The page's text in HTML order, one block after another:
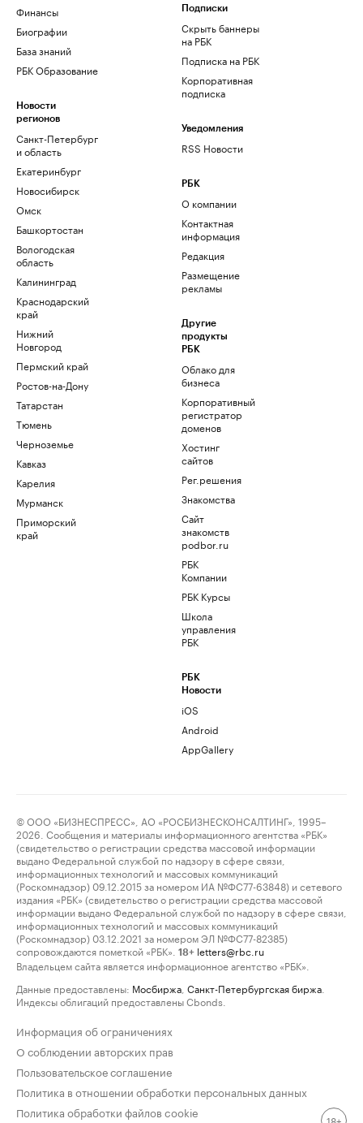
Финансы
Биографии
База знаний
РБК Образование
Новости
регионов
Санкт-Петербург
и область
Екатеринбург
Новосибирск
Омск
Башкортостан
Вологодская
область
Калининград
Краснодарский
край
Нижний
Новгород
Пермский край
Ростов-на-Дону
Татарстан
Тюмень
Черноземье
Кавказ
Карелия
Мурманск
Приморский
край
Подписки
Скрыть баннеры
на РБК
Подписка на РБК
Корпоративная
подписка
Уведомления
RSS Новости
РБК
О компании
Контактная
информация
Редакция
Размещение
рекламы
Другие
продукты
РБК
Облако для
бизнеса
Корпоративный
регистратор
доменов
Хостинг
сайтов
Рег.решения
Знакомства
Сайт
знакомств
podbor.ru
РБК
Компании
РБК Курсы
Школа
управления
РБК
РБК
Новости
iOS
Android
AppGallery
© ООО «БИЗНЕСПРЕСС», АО «РОСБИЗНЕСКОНСАЛТИНГ», 1995–
2026. Сообщения и материалы информационного агентства «РБК»
(свидетельство о регистрации средства массовой информации
выдано Федеральной службой по надзору в сфере связи,
информационных технологий и массовых коммуникаций
(Роскомнадзор) 09.12.2015 за номером ИА №ФС77-63848) и сетевого
издания «РБК» (свидетельство о регистрации средства массовой
информации выдано Федеральной службой по надзору в сфере связи,
информационных технологий и массовых коммуникаций
(Роскомнадзор) 03.12.2021 за номером ЭЛ №ФС77-82385)
сопровождаются пометкой «РБК».
18+ letters@rbc.ru
Владельцем сайта является информационное агентство «РБК».
Данные предоставлены: Мосбиржа Санкт-Петербургская биржа
Индексы облигаций предоставлены Cbonds.
Информация об ограничениях
О соблюдении авторских прав
Пользовательское соглашение
Политика в отношении обработки персональных данных
Политика обработки файлов cookie